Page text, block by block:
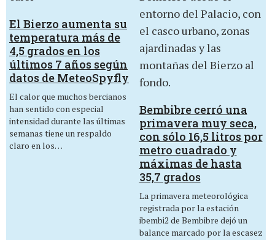
El Bierzo aumenta su
temperatura más de
4,5 grados en los
últimos 7 años según
datos de MeteoSpyfly
El calor que muchos bercianos
han sentido con especial
intensidad durante las últimas
semanas tiene un respaldo
claro en los…
Bembibre cerró una
primavera muy seca,
con sólo 16,5 litros por
metro cuadrado y
máximas de hasta
35,7 grados
La primavera meteorológica
registrada por la estación
ibembi2 de Bembibre dejó un
balance marcado por la escasez